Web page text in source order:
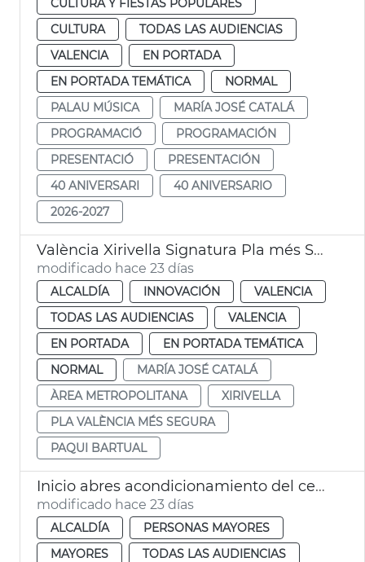
CULTURA
TODAS LAS AUDIENCIAS
VALENCIA
EN PORTADA
EN PORTADA TEMÁTICA
NORMAL
PALAU MÚSICA
MARÍA JOSÉ CATALÁ
PROGRAMACIÓ
PROGRAMACIÓN
PRESENTACIÓ
PRESENTACIÓN
40 ANIVERSARI
40 ANIVERSARIO
2026-2027
València Xirivella Signatura Pla més Segura
modificado hace 23 días
ALCALDÍA INNOVACIÓN
VALENCIA
TODAS LAS AUDIENCIAS
VALENCIA
EN PORTADA
EN PORTADA TEMÁTICA
NORMAL
MARÍA JOSÉ CATALÁ
ÀREA METROPOLITANA
XIRIVELLA
PLA VALÈNCIA MÉS SEGURA
PAQUI BARTUAL
Inicio abres acondicionamiento del centro de mayores Sant Antoni València
modificado hace 23 días
ALCALDÍA
PERSONAS MAYORES
MAYORES
TODAS LAS AUDIENCIAS